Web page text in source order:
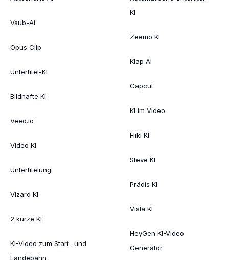
Vsub-Ai
Opus Clip
Untertitel-KI
Bildhafte KI
Veed.io
Video KI
Untertitelung
Vizard KI
2 kurze KI
KI-Video zum Start- und
Landebahn
KI
Zeemo KI
Klap AI
Capcut
KI im Video
Fliki KI
Steve KI
Prädis KI
Visla KI
HeyGen KI-Video
Generator